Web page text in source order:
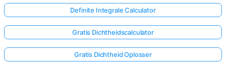
Definite Integrale Calculator
Gratis Dichtheidscalculator
Gratis Dichtheid Oplosser